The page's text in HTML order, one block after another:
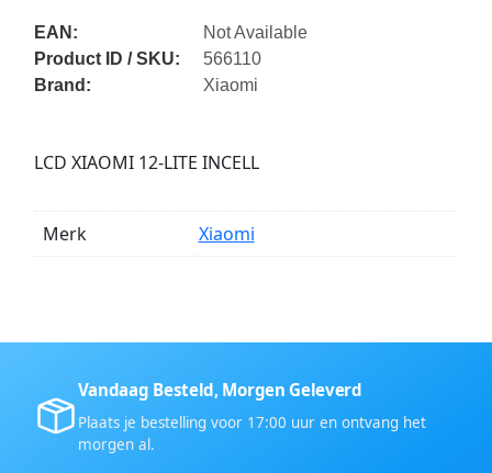
EAN:
Not Available
Product ID / SKU:
566110
Brand:
Xiaomi
LCD XIAOMI 12-LITE INCELL
Merk Xiaomi
Vandaag Besteld, Morgen Geleverd
Plaats je bestelling voor 17:00 uur en ontvang het
morgen al.